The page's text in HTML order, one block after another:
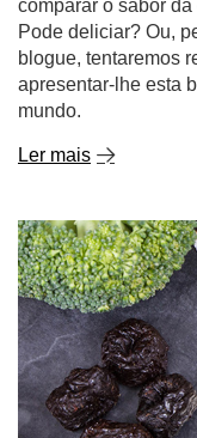
comparar o sabor
Pode deliciar? Ou,
blogue, tentaremos
apresentar-lhe esta
mundo.
Ler mais